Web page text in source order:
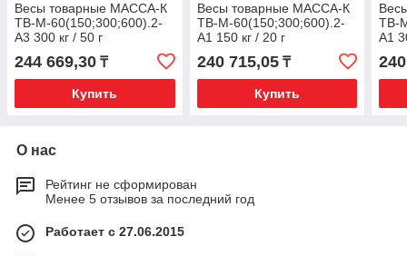
Весы товарные МАССА-К
ТВ-М-60(150;300;600).2-
А3 300 кг / 50 г
244 669,30 ₸
Купить
Весы товарные МАССА-К
ТВ-М-60(150;300;600).2-
А1 150 кг / 20 г
240 715,05₸
Купить
ТВ-
А1
О нас
Рейтинг не сформирован
Менее 5 отзывов за последний год
Работает с 27.06.2015